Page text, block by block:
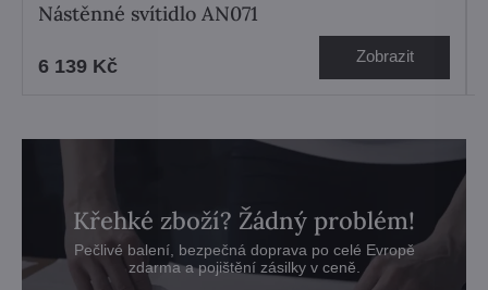
Nástěnné svítidlo AN071
6 139 Kč Zobrazit
Křehké zboží? Žádný problém!
Pečlivé balení, bezpečná doprava po celé Evropě
zdarma a pojištění zásilky v ceně.